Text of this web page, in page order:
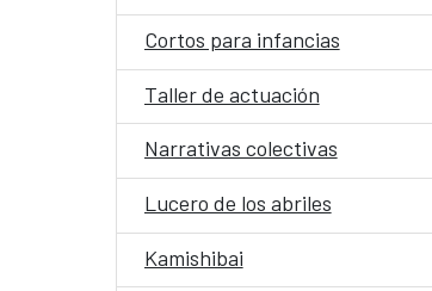
Cortos para infancias
Taller de actuación
Narrativas colectivas
Lucero de los abriles
Kamishibai